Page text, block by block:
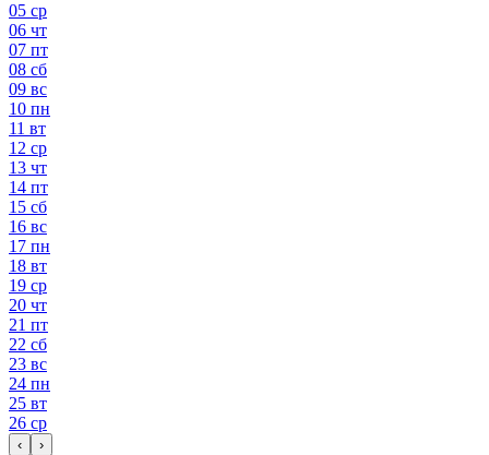
05 ср
06 чт
07 пт
08 сб
09 вс
10 пн
11 вт
12 ср
13 чт
14 пт
15 сб
16 вс
17 пн
18 вт
19 ср
20 чт
21 пт
22 сб
23 вс
24 пн
25 вт
26 ср
‹ ›